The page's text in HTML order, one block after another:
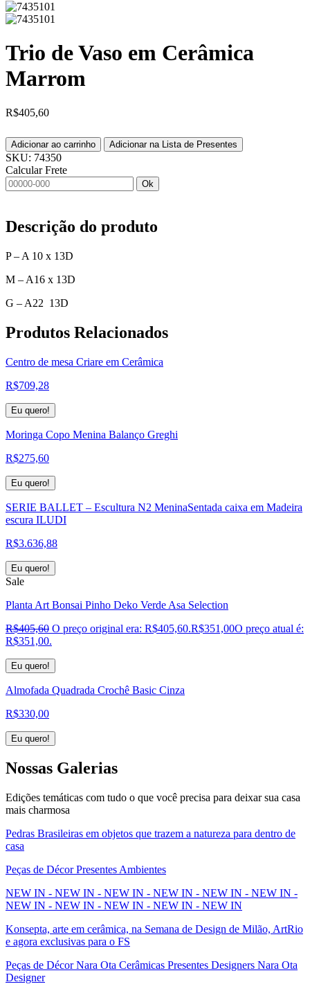
Trio de Vaso em Cerâmica
Marrom
R$405,60
Adicionar ao carrinho Adicionar na Lista de Presentes
SKU: 74350
Calcular Frete
Ok
Descrição do produto
P – A 10 x 13D
M – A16 x 13D
G – A22 13D
Produtos Relacionados
Centro de mesa Criare em Cerâmica
R$709,28
Eu quero!
Moringa Copo Menina Balanço Greghi
R$275,60
Eu quero!
SERIE BALLET – Escultura N2 MeninaSentada caixa em Madeira
escura ILUDI
R$3.636,88
Eu quero!
Sale
Planta Art Bonsai Pinho Deko Verde Asa Selection
R$405,60 O preço original era: R$405,60.R$351,00O preço atual é:
R$351,00.
Eu quero!
Almofada Quadrada Crochê Basic Cinza
R$330,00
Eu quero!
Nossas Galerias
Edições temáticas com tudo o que você precisa para deixar sua casa
mais charmosa
Pedras Brasileiras em objetos que trazem a natureza para dentro de
casa
Peças de Décor Presentes Ambientes
NEW IN - NEW IN - NEW IN - NEW IN - NEW IN - NEW IN -
NEW IN - NEW IN - NEW IN - NEW IN - NEW IN
Konsepta, arte em cerâmica, na Semana de Design de Milão, ArtRio
e agora exclusivas para o FS
Peças de Décor Nara Ota Cerâmicas Presentes Designers Nara Ota
Designer